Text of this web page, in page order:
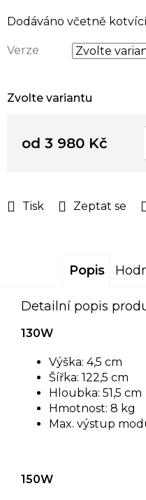
Zvolte variantu
Verze
Dodáváno včetně
Tisk Zeptat se
od 3 980 Kč
Popis
Detailní popis
130W
Výška: 4,5 cm
Šířka: 122,5 cm
Hloubka: 51,5 cm
Hmotnost: 8 kg
Max. výstup
150W